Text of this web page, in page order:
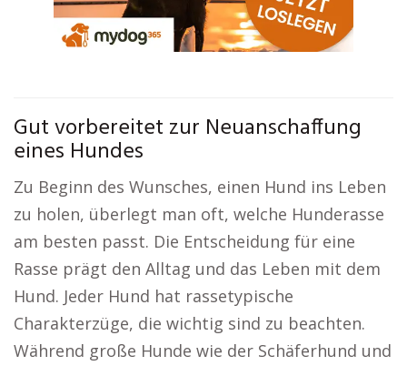
Gut vorbereitet zur Neuanschaffung
eines Hundes
Zu Beginn des Wunsches, einen Hund ins Leben
zu holen, überlegt man oft, welche Hunderasse
am besten passt. Die Entscheidung für eine
Rasse prägt den Alltag und das Leben mit dem
Hund. Jeder Hund hat rassetypische
Charakterzüge, die wichtig sind zu beachten.
Während große Hunde wie der Schäferhund und